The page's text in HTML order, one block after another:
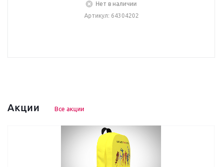
Нет в наличии
Артикул: 64304202
Акции Все акции